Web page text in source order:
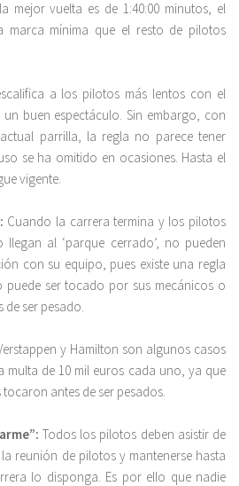
mejor vuelta es de 1:40:00 minutos, el
marca mínima que el resto de pilotos
a los pilotos más lentos con el
buen espectáculo. Sin embargo, con
parrilla, la regla no parece tener
se ha omitido en ocasiones. Hasta el
vigente.
Cuando la carrera termina y los pilotos
al ‘parque cerrado’, no pueden
con su equipo, pues existe una regla
puede ser tocado por sus mecánicos o
ser pesado.
y Hamilton son algunos casos
multa de 10 mil euros cada uno, ya que
antes de ser pesados.
Todos los pilotos deben asistir de
reunión de pilotos y mantenerse hasta
lo disponga. Es por ello que nadie